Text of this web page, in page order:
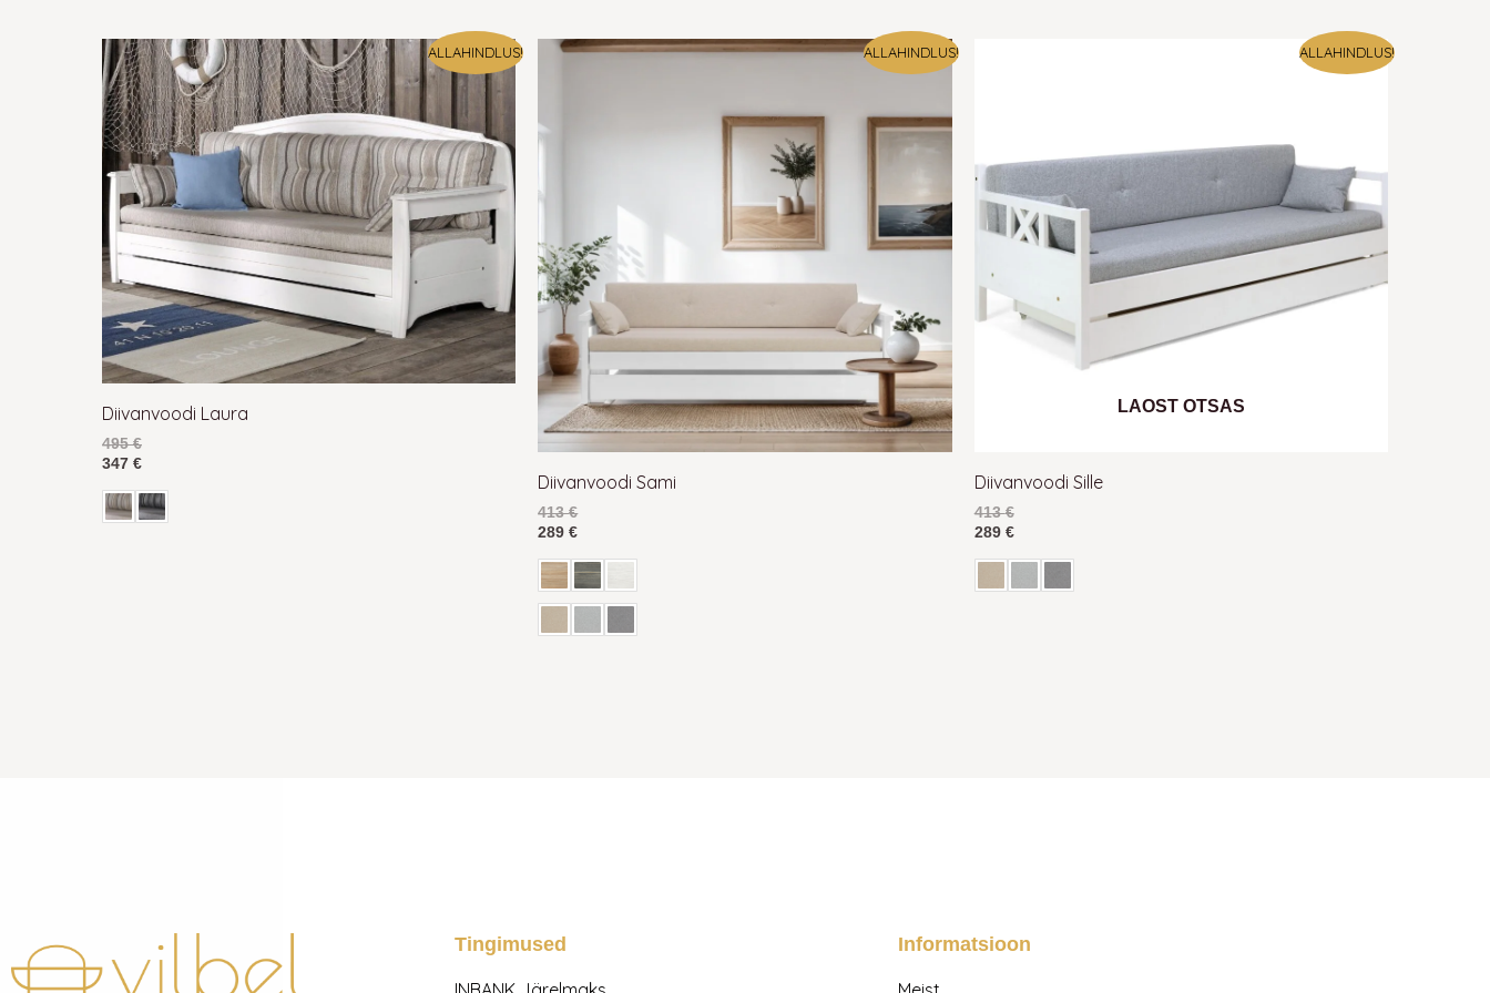
Miks eelistada täispuidust diivanvoodit ja kuidas seda hooldada?
Täispuidust diivanvoodilon tugev ja vastupidav voodiraam ja voodipõhi. Selles võib vabalt magada mitu põlvkonda ja kerge hooldusega säilitab see alati
ilusa ilme. Vilbel valikus on kvaliteetsed Eestis valmistatud männipuidust diivanvoodid. Kui täispuidust lahtikäiv diivan on saanud märjaks, tuleb see koheselt
pühkida ja kuivatada, et ei jääks plekke. Ajapikku võib juhtuda, et diivanvoodi omandab mingi lõhna. Kopituslõhna vastu võib aidata äädika ja vee lahus.
Tutvu täispuidust mööbli hooldusjuhendiga.
Vilbel pakub kvaliteetseid Eestis valmistatuddiivanvoodeid – tutvu kogu meie valikuga ja leia endale sobiv! Vajadusel konsulteeri Vilbelklienditeenindusegaja
leiame just sulle sobiva diivanvoodi.
ALLAHINDLUS!
Diivanvoodi Laura
495€
347 €
ALLAHINDLUS!
Diivanvoodi Sami
413€
289€
ALLAHINDLUS!
LAOST OTSAS
Diivanvoodi Sille
413€
289 €
Tingimused Informatsioon